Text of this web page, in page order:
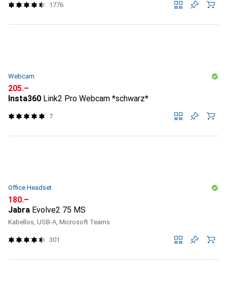
1776
Webcam
CHF
205.–
Insta360 Link2 Pro Webcam *schwarz*
7
Office Headset
CHF
180.–
Jabra Evolve2 75 MS
Kabellos, USB-A, Microsoft Teams
301